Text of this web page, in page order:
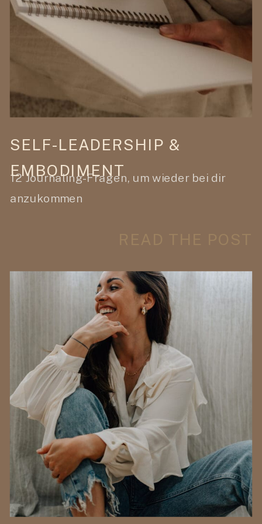
12 Journaling-Fragen, um wieder bei dir
anzukommen
SELF-LEADERSHIP &
EMBODIMENT